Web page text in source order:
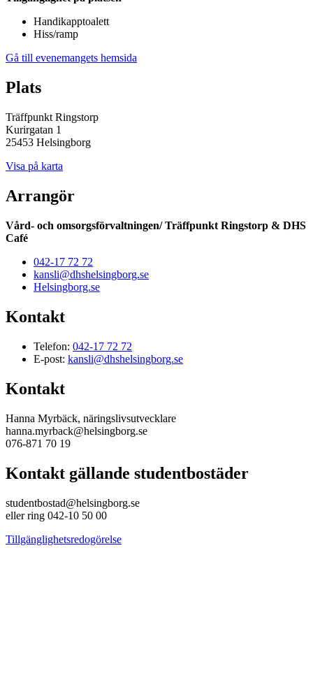
Handikapptoalett
Hiss/ramp
Gå till evenemangets hemsida
Plats
Träffpunkt Ringstorp
Kurirgatan 1
25453 Helsingborg
Visa på karta
Arrangör
Vård- och omsorgsförvaltningen/ Träffpunkt Ringstorp & DHS
Café
042-17 72 72
kansli@dhshelsingborg.se
Helsingborg.se
Kontakt
Telefon: 042-17 72 72
E-post: kansli@dhshelsingborg.se
Kontakt
Hanna Myrbäck, näringslivsutvecklare
hanna.myrback@helsingborg.se
076-871 70 19
Kontakt gällande studentbostäder
studentbostad@helsingborg.se
eller ring 042-10 50 00
Tillgänglighetsredogörelse